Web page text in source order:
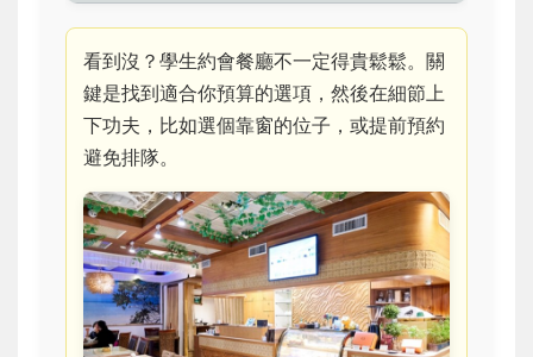
看到沒？學生約會餐廳不一定得貴鬆鬆。關
鍵是找到適合你預算的選項，然後在細節上
下功夫，比如選個靠窗的位子，或提前預約
避免排隊。